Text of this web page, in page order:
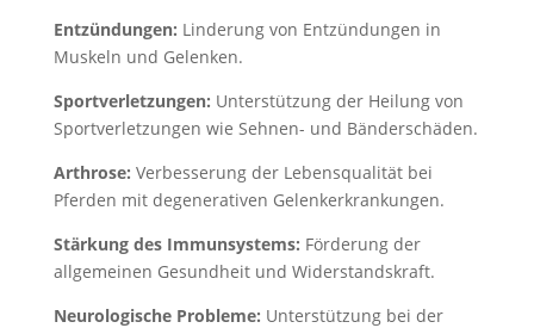
Entzündungen: Linderung von Entzündungen in
Muskeln und Gelenken.
Sportverletzungen: Unterstützung der Heilung von
Sportverletzungen wie Sehnen- und Bänderschäden.
Arthrose: Verbesserung der Lebensqualität bei
Pferden mit degenerativen Gelenkerkrankungen.
Stärkung des Immunsystems: Förderung der
allgemeinen Gesundheit und Widerstandskraft.
Neurologische Probleme: Unterstützung bei der